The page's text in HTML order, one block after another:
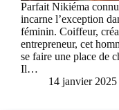
Parfait Nikiéma
incarne l’exception
féminin. Coiffeur,
entrepreneur, cet
se faire une place de
Il…
14 janvier 2025